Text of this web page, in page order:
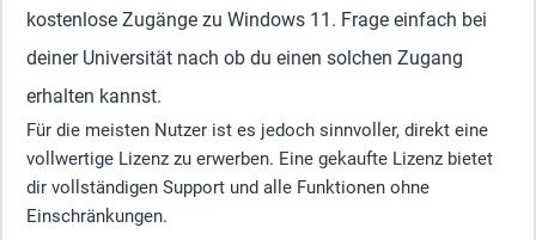
kostenlose Zugänge zu Windows 11. Frage einfach bei
deiner Universität nach ob du einen solchen Zugang
erhalten kannst.
Für die meisten Nutzer ist es jedoch sinnvoller, direkt eine
vollwertige Lizenz zu erwerben. Eine gekaufte Lizenz bietet
dir vollständigen Support und alle Funktionen ohne
Einschränkungen.